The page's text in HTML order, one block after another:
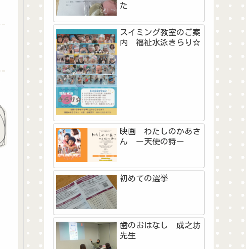
た
スイミング教室のご案
内 福祉水泳きらり☆
映画 わたしのかあさ
ん ー天使の詩ー
初めての選挙
歯のおはなし 成之坊
先生